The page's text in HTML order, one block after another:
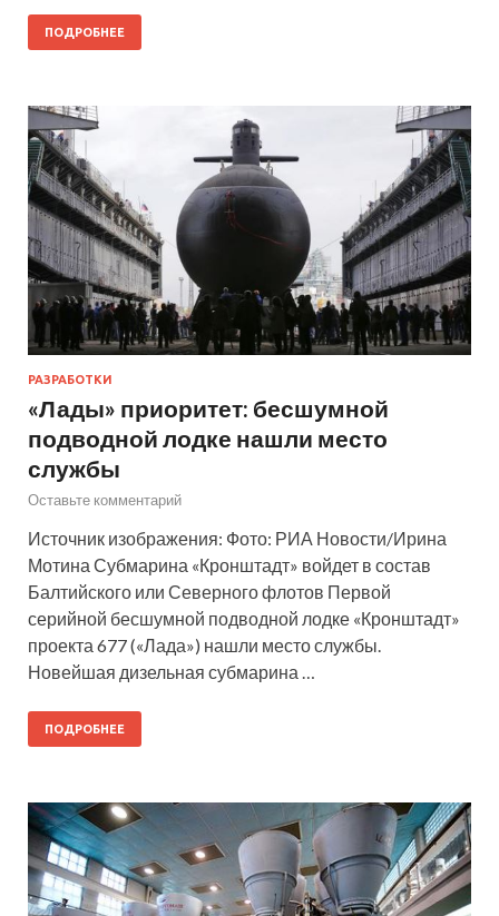
ПОДРОБНЕЕ
РАЗРАБОТКИ
«Лады» приоритет: бесшумной
подводной лодке нашли место
службы
Оставьте комментарий
Источник изображения: Фото: РИА Новости/Ирина
Мотина Субмарина «Кронштадт» войдет в состав
Балтийского или Северного флотов Первой
серийной бесшумной подводной лодке «Кронштадт»
проекта 677 («Лада») нашли место службы.
Новейшая дизельная субмарина …
ПОДРОБНЕЕ